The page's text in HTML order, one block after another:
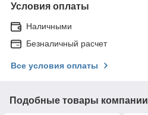
Условия оплаты
Наличными
Безналичный расчет
Все условия оплаты
Подобные товары компании